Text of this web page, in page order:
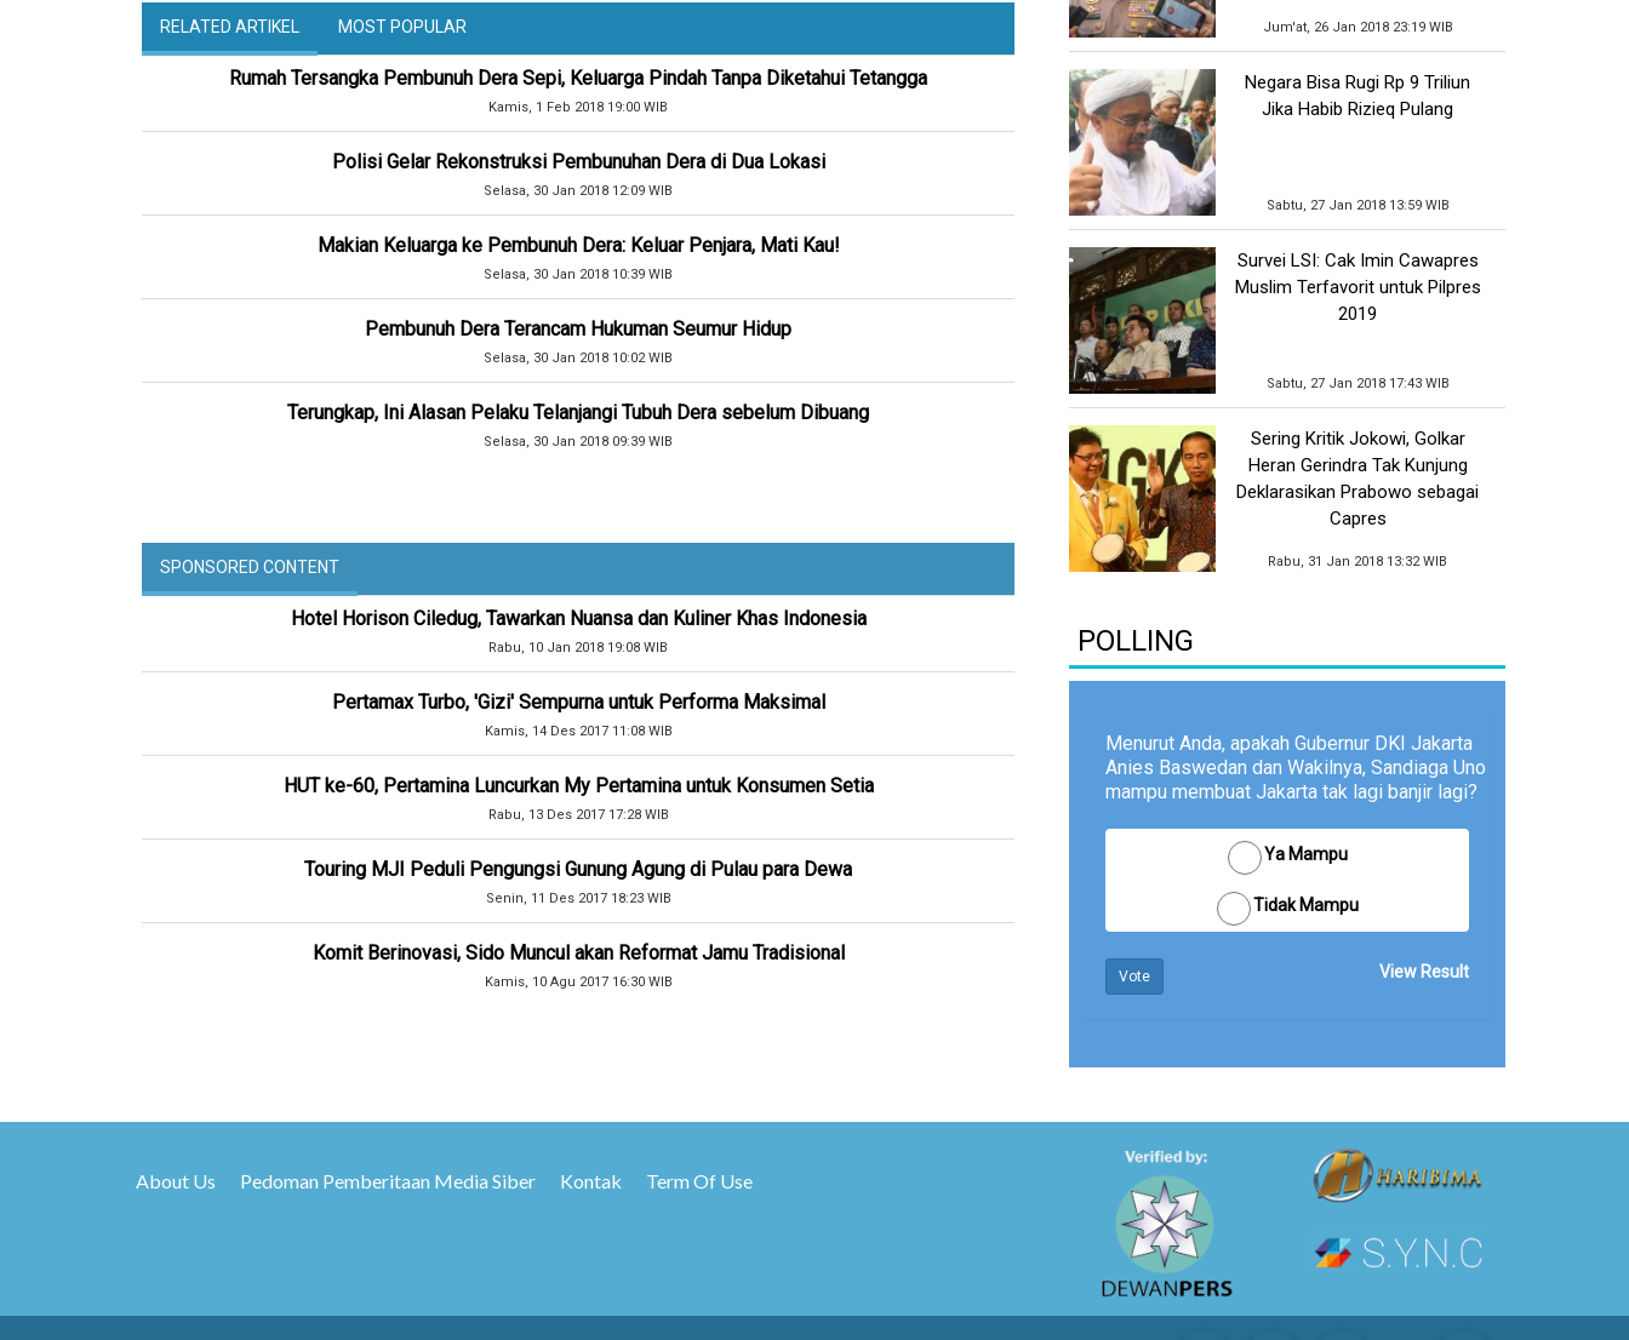
RELATED ARTIKEL MOST POPULAR
Rumah Tersangka Pembunuh Dera Sepi, Keluarga Pindah Tanpa Diketahui Tetangga
Kamis, 1 Feb 2018 19:00 WIB
Polisi Gelar Rekonstruksi Pembunuhan Dera di Dua Lokasi
Selasa, 30 Jan 2018 12:09 WIB
Makian Keluarga ke Pembunuh Dera: Keluar Penjara, Mati Kau!
Selasa, 30 Jan 2018 10:39 WIB
Pembunuh Dera Terancam Hukuman Seumur Hidup
Selasa, 30 Jan 2018 10:02 WIB
Terungkap, Ini Alasan Pelaku Telanjangi Tubuh Dera sebelum Dibuang
Selasa, 30 Jan 2018 09:39 WIB
SPONSORED CONTENT
Hotel Horison Ciledug, Tawarkan Nuansa dan Kuliner Khas Indonesia
Rabu, 10 Jan 2018 19:08 WIB
Pertamax Turbo, 'Gizi' Sempurna untuk Performa Maksimal
Kamis, 14 Des 2017 11:08 WIB
HUT ke-60, Pertamina Luncurkan My Pertamina untuk Konsumen Setia
Rabu, 13 Des 2017 17:28 WIB
Touring MJI Peduli Pengungsi Gunung Agung di Pulau para Dewa
Senin, 11 Des 2017 18:23 WIB
Komit Berinovasi, Sido Muncul akan Reformat Jamu Tradisional
Kamis, 10 Agu 2017 16:30 WIB
Jum'at, 26 Jan 2018 23:19 WIB
Negara Bisa Rugi Rp 9 Triliun
Jika Habib Rizieq Pulang
Sabtu, 27 Jan 2018 13:59 WIB
Survei LSI: Cak Imin Cawapres
Muslim Terfavorit untuk Pilpres
2019
Sabtu, 27 Jan 2018 17:43 WIB
Sering Kritik Jokowi, Golkar
Heran Gerindra Tak Kunjung
Deklarasikan Prabowo sebagai
Capres
Rabu, 31 Jan 2018 13:32 WIB
POLLING
Menurut Anda, apakah Gubernur DKI Jakarta
Anies Baswedan dan Wakilnya, Sandiaga Uno
mampu membuat Jakarta tak lagi banjir lagi?
Ya Mampu
Tidak Mampu
Vote View Result
About Us Pedoman Pemberitaan Media Siber Kontak Term Of Use